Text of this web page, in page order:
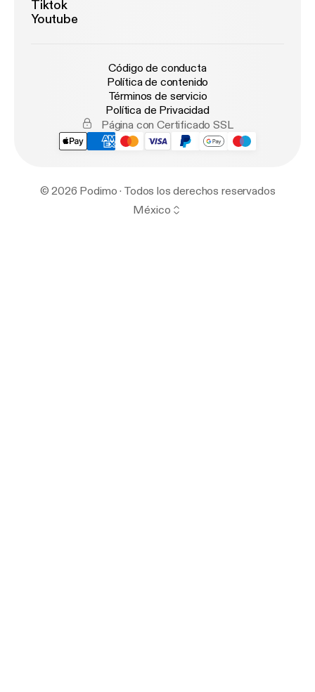
Tiktok
Youtube
Código de conducta
Política de contenido
Términos de servicio
Política de Privacidad
Página con Certificado SSL
© 2026 Podimo · Todos los derechos reservados
México